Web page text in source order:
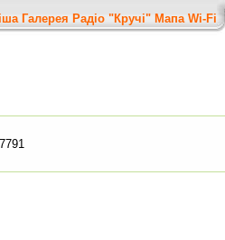
Галерея Радіо "Кручі" Мапа Wi-Fi